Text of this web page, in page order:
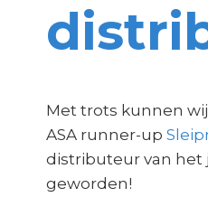
Met trots kunnen
ASA runner-up
distributeur van het
geworden!